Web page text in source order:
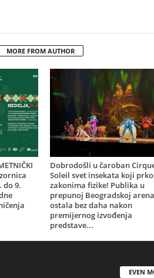
MORE FROM AUTHOR
do 9.
Dobrodošli u čaroban
Soleil svet insekata koji
zakonima fizike! Publika u
prepunoj Beogradskoj arena
ostala bez daha nakon
premijernog izvođenja
predstave...
EVEN